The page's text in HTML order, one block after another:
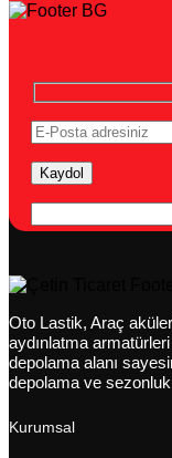
Oto Lastik, Araç
aydınlatma
depolama alanı
depolama ve
Kurumsal